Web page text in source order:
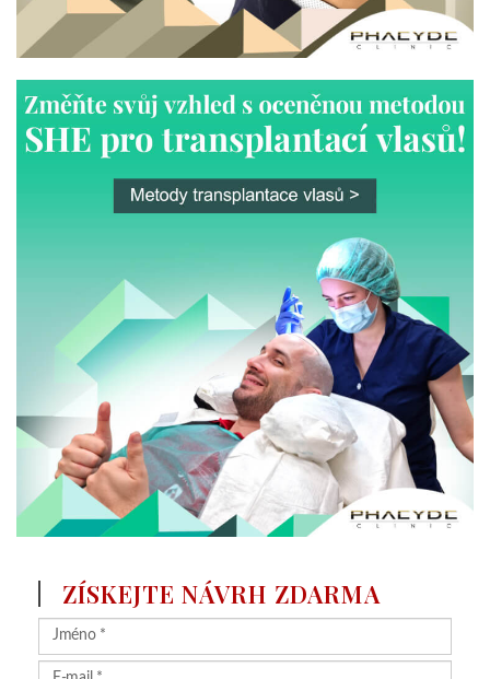
ZÍSKEJTE NÁVRH ZDARMA
Čím konkrétněji se ptáte, tím přesněji Vám můžeme odpovědět.
Nahrajte fotografie a vyžádejte si nabídku
(max. 5 file, max. 5MB / file)
Získejte návrh zdarma
Tato stránka je chráněna službou reCAPTCHA a její používání se
řídí oznámením společnostiGoogle o ochraně osobních údajů